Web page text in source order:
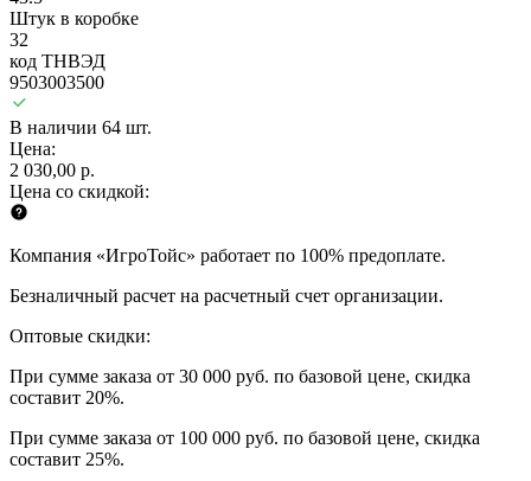
Штук в коробке
32
код ТНВЭД
9503003500
В наличии 64 шт.
Цена:
2 030,00 р.
Цена со скидкой:
Компания «ИгроТойс» работает по 100% предоплате.
Безналичный расчет на расчетный счет организации.
Оптовые скидки:
При сумме заказа от 30 000 руб. по базовой цене, скидка
составит 20%.
При сумме заказа от 100 000 руб. по базовой цене, скидка
составит 25%.